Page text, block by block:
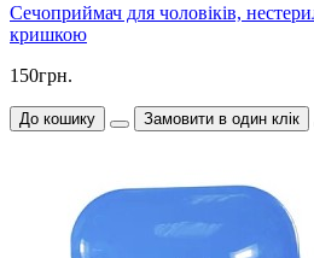
Сечоприймач для чоловіків,
кришкою
150грн.
До кошику Замовити в один клік